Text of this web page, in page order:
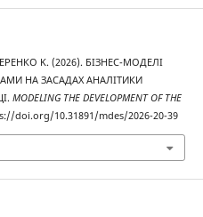
K. (2026). БІЗНЕС-МОДЕЛІ
НА ЗАСАДАХ АНАЛІТИКИ
MODELING THE DEVELOPMENT OF THE
doi.org/10.31891/mdes/2026-20-39